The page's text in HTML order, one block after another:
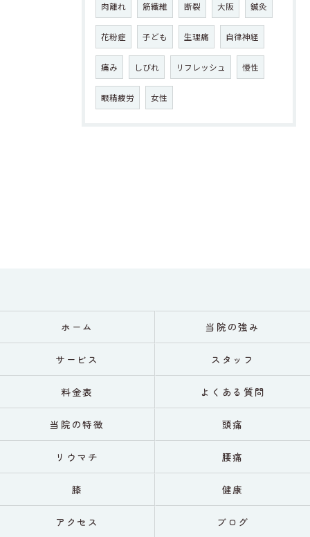
肉離れ 筋繊維 断裂 大阪 鍼灸
花粉症 子ども 生理痛 自律神経
痛み しびれ リフレッシュ 慢性
眼精疲労 女性
ホーム 当院の強み
サービス スタッフ
料金表 よくある質問
当院の特徴 頭痛
リウマチ 腰痛
膝 健康
アクセス ブログ